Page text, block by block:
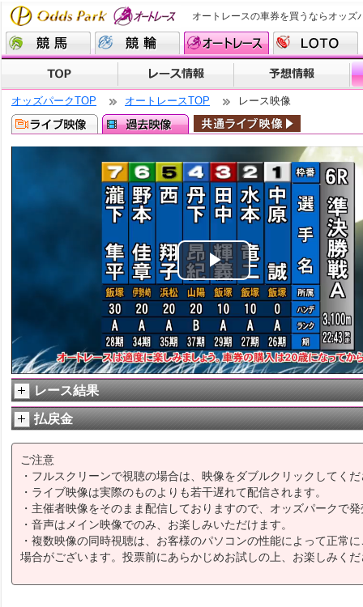
オートレースの車券を買うならオッズ
オッズパークTOP オートレースTOP レース映像
Play
Video
レース結果
払戻金
ご注意
・フルスクリーンで視聴の場合は、映像をダブルクリックしてく
・ライブ映像は実際のものよりも若干遅れて配信されます。
・主催者映像をそのまま配信しておりますので、オッズパークで
・音声はメイン映像でのみ、お楽しみいただけます。
・複数映像の同時視聴は、お客様のパソコンの性能によって正常
場合がございます。投票前にあらかじめお試しの上、お楽しみく